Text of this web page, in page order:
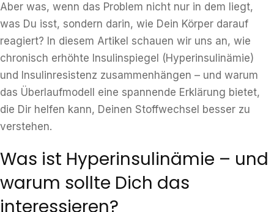
Aber was, wenn das Problem nicht nur in dem liegt,
was Du isst, sondern darin, wie Dein Körper darauf
reagiert? In diesem Artikel schauen wir uns an, wie
chronisch erhöhte Insulinspiegel (Hyperinsulinämie)
und Insulinresistenz zusammenhängen – und warum
das Überlaufmodell eine spannende Erklärung bietet,
die Dir helfen kann, Deinen Stoffwechsel besser zu
verstehen.
Was ist Hyperinsulinämie – und
warum sollte Dich das
interessieren?